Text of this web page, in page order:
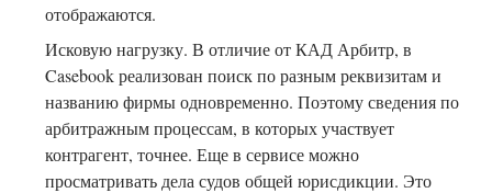
отображаются.
Исковую нагрузку. В отличие от КАД Арбитр, в
Casebook реализован поиск по разным реквизитам и
названию фирмы одновременно. Поэтому сведения по
арбитражным процессам, в которых участвует
контрагент, точнее. Еще в сервисе можно
просматривать дела судов общей юрисдикции. Это